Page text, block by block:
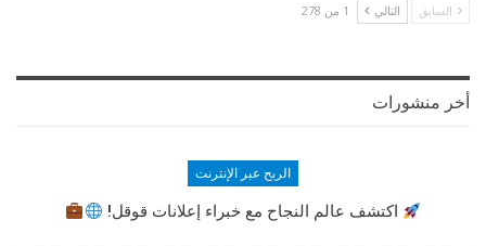
السابق التالي 1 من 278
أخر منشورات
الربح عبر الإنترنت
اكتشف عالم النجاح مع خبراء إعلانات قوقل!